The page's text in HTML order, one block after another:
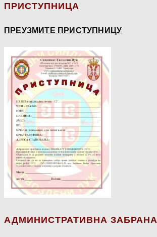
ПРИСТУПНИЦА
ПРЕУЗМИТЕ ПРИСТУПНИЦУ
АДМИНИСТРАТИВНА ЗАБРАНА